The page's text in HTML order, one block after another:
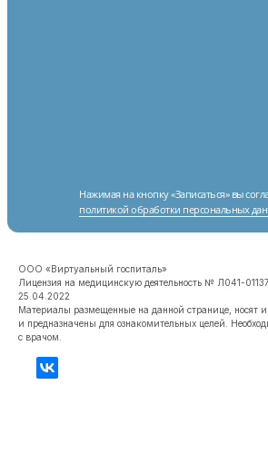
Нажимая на кнопку «Записаться» вы
политикой обработки персональных
ООО «Виртуальный госпиталь»
Лицензия на медицинскую деятельность № Л041-
25.04.2022
Материалы размещенные на данной странице, носят
и предназначены для ознакомительных целей.
с врачом.